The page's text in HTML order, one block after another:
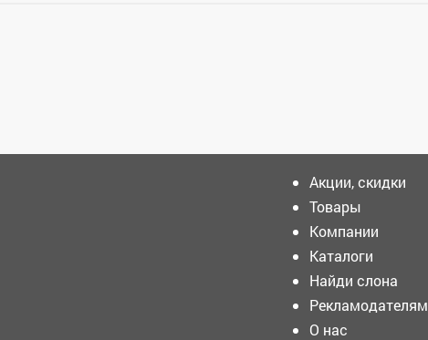
Акции, скидки
Товары
Компании
Каталоги
Найди слона
Рекламодателям
О нас